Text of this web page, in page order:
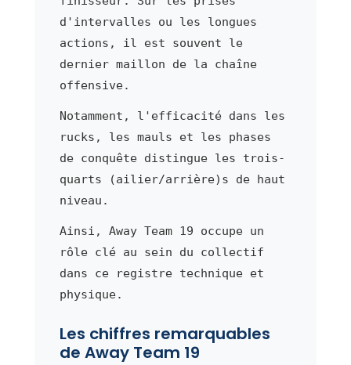
d'intervalles ou les longues
actions, il est souvent le
dernier maillon de la chaîne
offensive.
Notamment, l'efficacité dans les
rucks, les mauls et les phases
de conquête distingue les trois-
quarts (ailier/arrière)s de haut
niveau.
Ainsi, Away Team 19 occupe un
rôle clé au sein du collectif
dans ce registre technique et
physique.
Les chiffres remarquables
de Away Team 19